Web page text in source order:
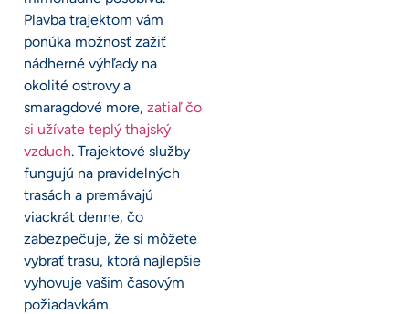
Plavba trajektom vám
ponúka možnosť zažiť
nádherné výhľady na
okolité ostrovy a
smaragdové more, zatiaľ čo
si užívate teplý thajský
vzduch. Trajektové služby
fungujú na pravidelných
trasách a premávajú
viackrát denne, čo
zabezpečuje, že si môžete
vybrať trasu, ktorá najlepšie
vyhovuje vašim časovým
požiadavkám.